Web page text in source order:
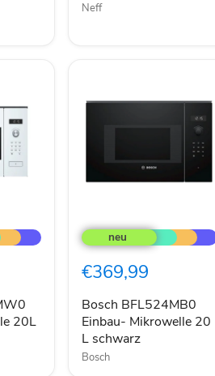
Neff
20L
BFL524MB0
Einbau-
20
schwarz
€369,99
Bosch BFL524MB0
Einbau- Mikrowelle 20
L schwarz
Bosch